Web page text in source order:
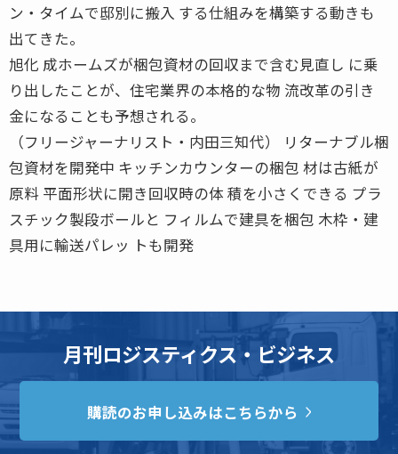
ン・タイムで邸別に搬入 する仕組みを構築する動きも
出てきた。
旭化 成ホームズが梱包資材の回収まで含む見直し に乗
り出したことが、住宅業界の本格的な物 流改革の引き
金になることも予想される。
（フリージャーナリスト・内田三知代） リターナブル梱
包資材を開発中 キッチンカウンターの梱包 材は古紙が
原料 平面形状に開き回収時の体 積を小さくできる プラ
スチック製段ボールと フィルムで建具を梱包 木枠・建
具用に輸送パレッ トも開発
月刊ロジスティクス・ビジネス
購読のお申し込みはこちらから